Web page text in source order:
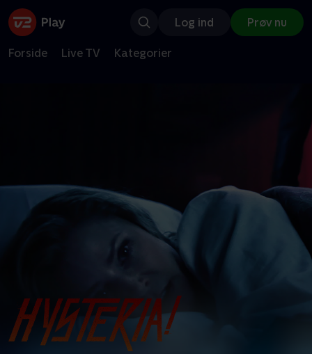
Log ind Prøv nu
Forside Live TV Kategorier